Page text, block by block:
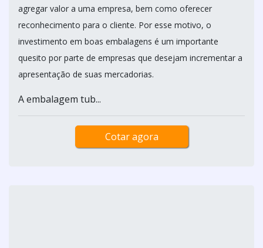
ARTEPEL / GUARULHOS - SP
Lote mínimo: 1000 unidades. Especificar modelo e
tamanho!
Uma boa apresentação do produto é essencial para
reconhecimento para o cliente. Por esse motivo, o
investimento em boas embalagens é um importante
quesito por parte de empresas que desejam incrementar a